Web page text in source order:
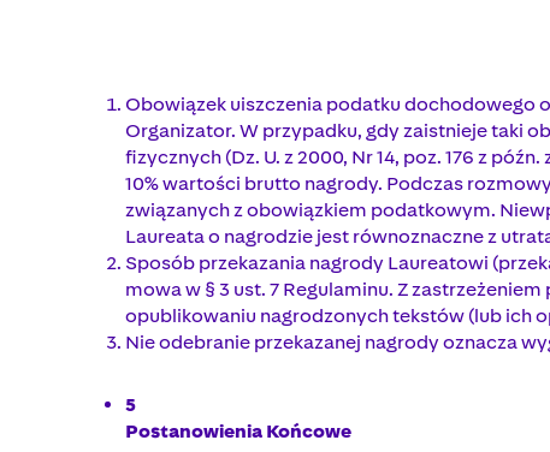
Obowiązek uiszczenia podatku dochodowego
Organizator. W przypadku, gdy zaistnieje taki
fizycznych (Dz. U. z 2000, Nr 14, poz. 176 z
10% wartości brutto nagrody. Podczas
związanych z obowiązkiem podatkowym.
Laureata o nagrodzie jest równoznaczne z
Sposób przekazania nagrody Laureatowi
mowa w § 3 ust. 7 Regulaminu. Z
opublikowaniu nagrodzonych tekstów (lub ich
Nie odebranie przekazanej nagrody oznacza
5
Postanowienia Końcowe